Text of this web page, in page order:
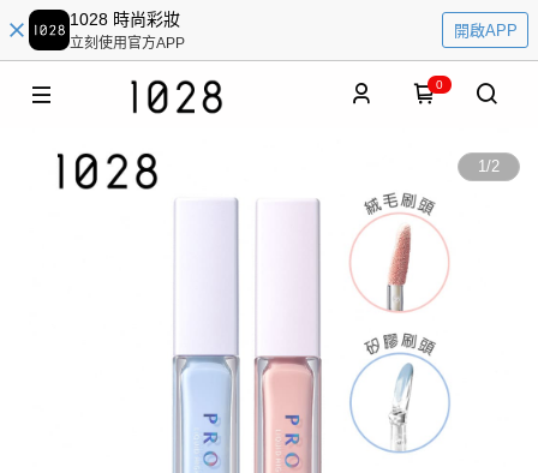
1028 時尚彩妝
立刻使用官方APP
開啟APP
0
1/2